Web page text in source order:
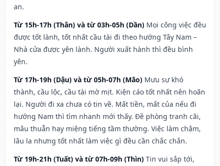
an.
Từ 15h-17h (Thân) và từ 03h-05h (Dần) Mọi công việc đều
được tốt lành, tốt nhất cầu tài đi theo hướng Tây Nam –
Nhà cửa được yên lành. Người xuất hành thì đều bình
yên.
Từ 17h-19h (Dậu) và từ 05h-07h (Mão) Mưu sự khó
thành, cầu lộc, cầu tài mờ mịt. Kiện cáo tốt nhất nên hoãn
lại. Người đi xa chưa có tin về. Mất tiền, mất của nếu đi
hướng Nam thì tìm nhanh mới thấy. Đề phòng tranh cãi,
mâu thuẫn hay miệng tiếng tầm thường. Việc làm chậm,
lâu la nhưng tốt nhất làm việc gì đều cần chắc chắn.
Từ 19h-21h (Tuất) và từ 07h-09h (Thìn) Tin vui sắp tới,